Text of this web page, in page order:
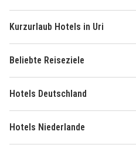
Kurzurlaub Hotels in Uri
Beliebte Reiseziele
Hotels Deutschland
Hotels Niederlande